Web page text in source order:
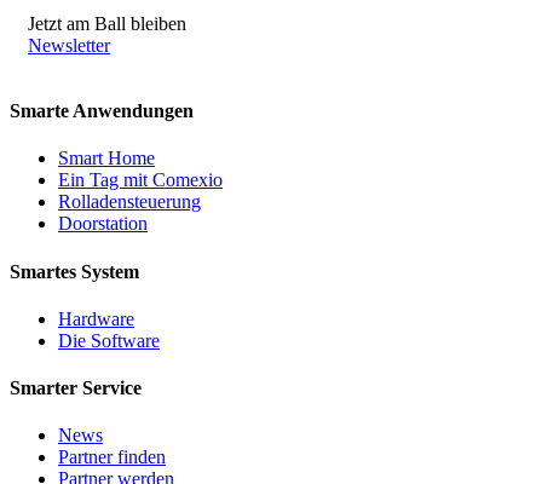
Jetzt am Ball bleiben
Newsletter
Smarte Anwendungen
Smart Home
Ein Tag mit Comexio
Rolladensteuerung
Doorstation
Smartes System
Hardware
Die Software
Smarter Service
News
Partner finden
Partner werden